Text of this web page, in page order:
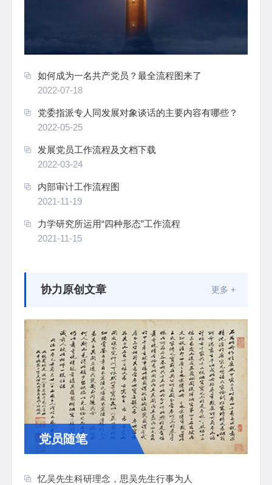
如何成为一名共产党员？最全流程图来了
2022-07-18
党委指派专人同发展对象谈话的主要内容有哪些？
2022-05-25
发展党员工作流程及文档下载
2022-03-24
内部审计工作流程图
2021-11-19
力学研究所运用“四种形态”工作流程
2021-11-15
协力原创文章 更多 +
党员随笔
忆吴先生科研理念，思吴先生行事为人